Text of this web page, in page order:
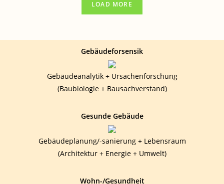
GRENZEN
LOAD MORE
Gebäudeforsensik
Gebäudeanalytik + Ursachenforschung
(Baubiologie + Bausachverstand)
Gesunde Gebäude
Gebäudeplanung/-sanierung + Lebensraum
(Architektur + Energie + Umwelt)
Wohn-/Gesundheit